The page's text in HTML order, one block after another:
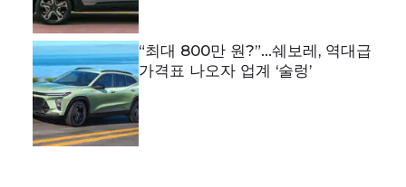
“최대 800만 원?”…쉐보레, 역대급
가격표 나오자 업계 ‘술렁’